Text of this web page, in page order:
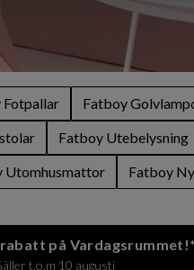
Fotpallar Fatboy
Fatboy Utebelysning
Utomhusmattor Fatboy
på Vardagsrummet!*
t.o.m 10 augusti